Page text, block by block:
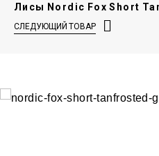
Лисы Nordic Fox Short
СЛЕДУЮЩИЙ ТОВАР